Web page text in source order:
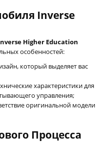
Inverse
Higher Education
особенностей:
который выделяет вас
характеристики для
управления;
оригинальной модели
Процесса